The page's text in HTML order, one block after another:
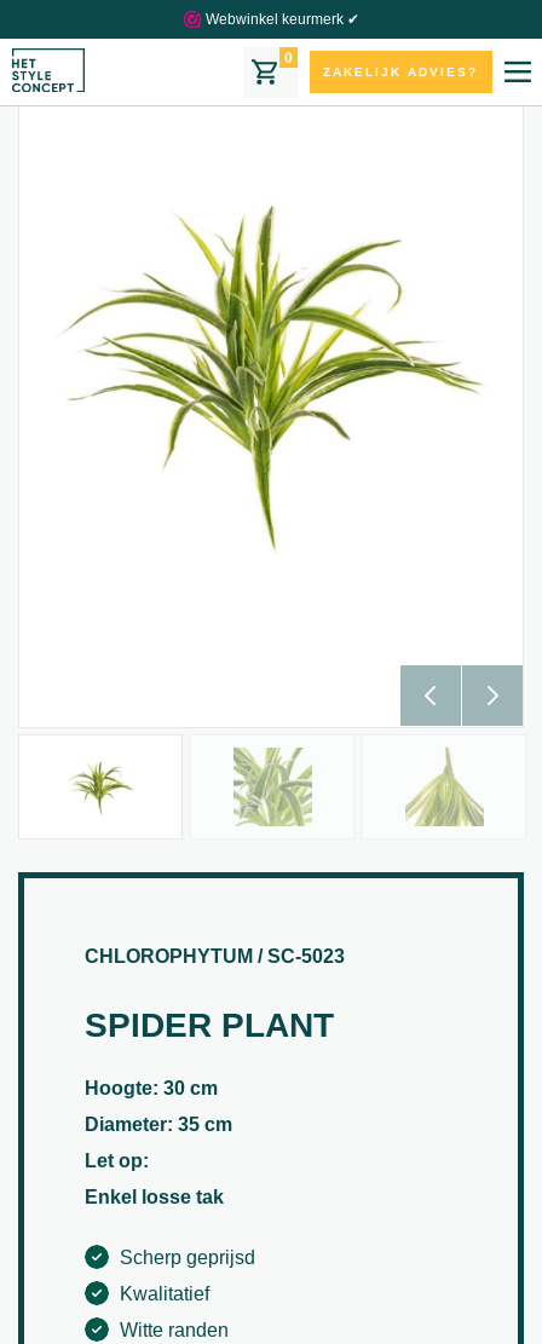
Webwinkel keurmerk ✔
0
ZAKELIJK ADVIES?
CHLOROPHYTUM / SC-5023
SPIDER PLANT
Hoogte: 30 cm
Diameter: 35 cm
Let op:
Enkel losse tak
Scherp geprijsd
Kwalitatief
Witte randen